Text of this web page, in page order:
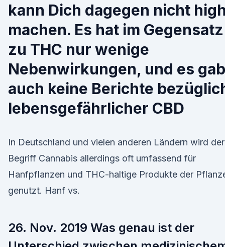
kann Dich dagegen nicht high
machen. Es hat im Gegensatz
zu THC nur wenige
Nebenwirkungen, und es gab
auch keine Berichte
lebensgefährlicher CBD
In Deutschland und vielen anderen Ländern wird der
Begriff Cannabis allerdings oft umfassend für
Hanfpflanzen und THC-haltige Produkte der
genutzt. Hanf vs.
26. Nov. 2019 Was genau ist der